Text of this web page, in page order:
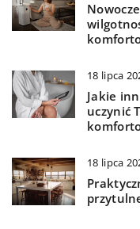
18 lipca
Jakie
uczynić
18 lipca